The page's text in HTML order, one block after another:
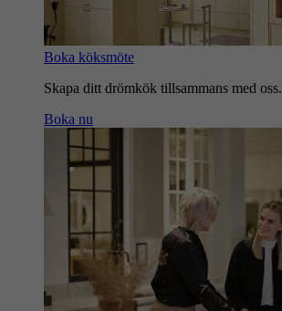
Boka köksmöte
Skapa ditt drömkök tillsammans med oss.
Boka nu